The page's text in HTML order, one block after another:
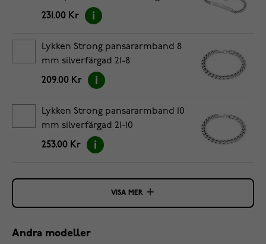
231.00 Kr
Lykken Strong pansararmband 8
mm silverfärgad 21-8
209.00 Kr
Lykken Strong pansararmband 10
mm silverfärgad 21-10
253.00 Kr
VISA MER
Andra modeller